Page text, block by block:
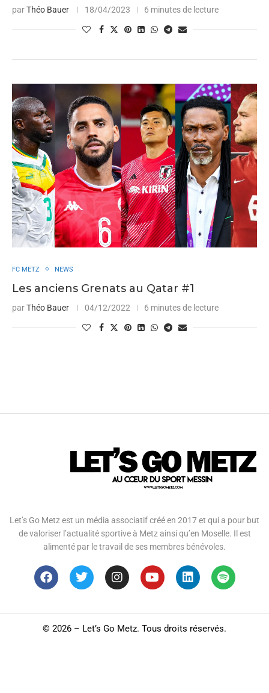
parThéo Bauer 18/04/2023 6 minutes de lecture
FC METZ NEWS
Les anciens Grenats au Qatar #1
parThéo Bauer 04/12/2022 6 minutes de lecture
Let’s Go Metz est un média associatif créé en 2017 et qui a pour but
de valoriser l’actualité sportive à Metz ainsi qu’en Moselle. Il est
alimenté par le travail de ses membres bénévoles.
© 2026 – Let’s Go Metz. Tous droits réservés.